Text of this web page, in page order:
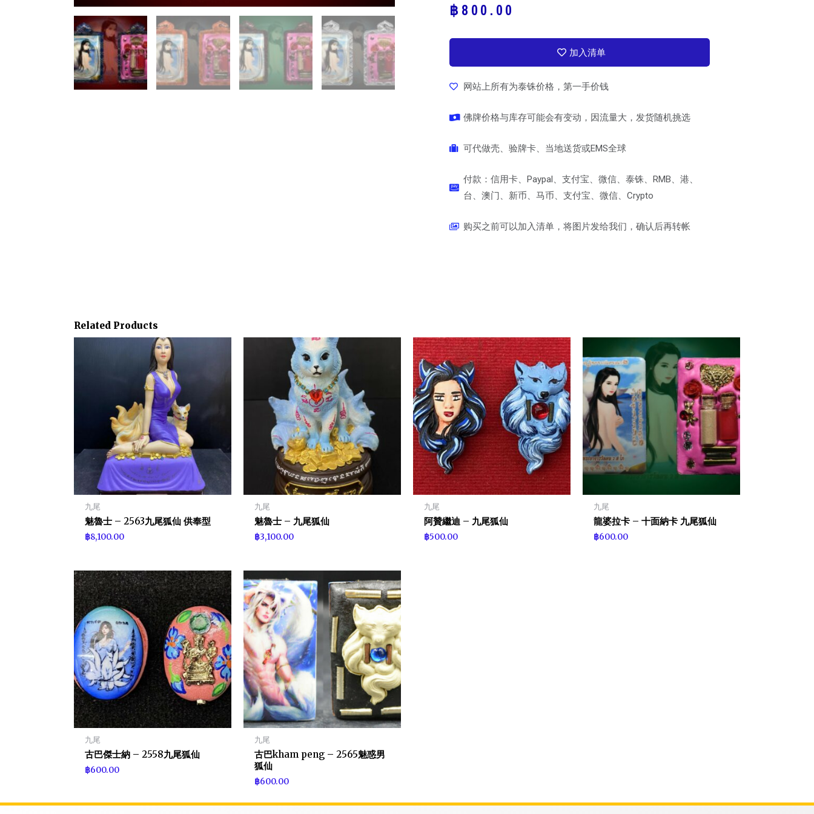
฿ 800.00
加入清单
网站上所有为泰铢价格，第一手价钱
佛牌价格与库存可能会有变动，因流量大，发货随机挑选
可代做壳、验牌卡、当地送货或EMS全球
付款：信用卡、Paypal、支付宝、微信、泰铢、RMB、港、
台、澳门、新币、马币、支付宝、微信、Crypto
购买之前可以加入清单，将图片发给我们，确认后再转帐
Related Products
九尾
魅魯士 – 2563九尾狐仙 供奉型
฿8,100.00
九尾
魅魯士 – 九尾狐仙
฿3,100.00
九尾
阿贊繼迪 – 九尾狐仙
฿500.00
九尾
龍婆拉卡 – 十面納卡 九尾狐仙
฿600.00
九尾
古巴傑士納 – 2558九尾狐仙
฿600.00
九尾
古巴kham peng – 2565魅惑男
狐仙
฿600.00